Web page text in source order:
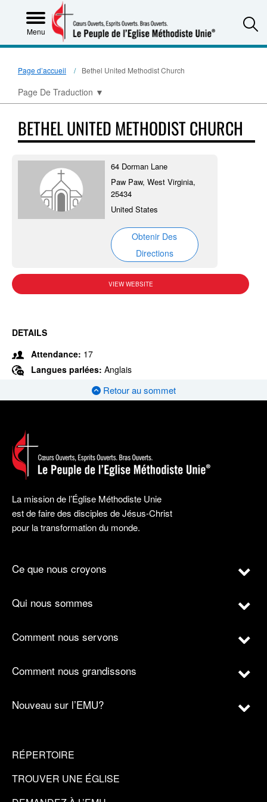
Menu
Page d’accueil Bethel United Methodist Church
Page De Traduction ▼
BETHEL UNITED METHODIST CHURCH
64 Dorman Lane
Paw Paw, West Virginia,
25434
United States
Obtenir Des
Directions
VIEW WEBSITE
DETAILS
Attendance: 17
Langues parlées: Anglais
Retour au sommet
La mission de l’Église Méthodiste Unie
est de faire des disciples de Jésus-Christ
pour la transformation du monde.
Ce que nous croyons
Qui nous sommes
Comment nous servons
Comment nous grandissons
Nouveau sur l’EMU?
RÉPERTOIRE
TROUVER UNE ÉGLISE